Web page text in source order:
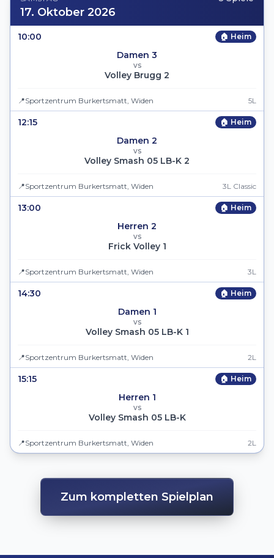
17. Oktober 2026
10:00 🏠 Heim
Damen 3
vs
Volley Brugg 2
📍Sportzentrum Burkertsmatt, Widen 5L
12:15 🏠 Heim
Damen 2
vs
Volley Smash 05 LB-K 2
📍Sportzentrum Burkertsmatt, Widen 3L Classic
13:00 🏠 Heim
Herren 2
vs
Frick Volley 1
📍Sportzentrum Burkertsmatt, Widen 3L
14:30 🏠 Heim
Damen 1
vs
Volley Smash 05 LB-K 1
📍Sportzentrum Burkertsmatt, Widen 2L
15:15 🏠 Heim
Herren 1
vs
Volley Smash 05 LB-K
📍Sportzentrum Burkertsmatt, Widen 2L
Zum kompletten Spielplan